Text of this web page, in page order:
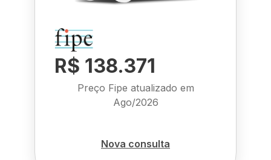
R$ 138.371
Preço Fipe atualizado em
Ago/2026
Nova consulta